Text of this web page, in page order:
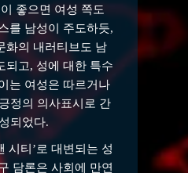
좋으면 여성 쪽도
를 남성이 주도하듯,
화의 내러티브도 남
되고, 성에 대한 특수
는 여성은 따르거나
정의 의사표시로 간
되었다.
시티’로 대변되는 성
담론은 사회에 만연